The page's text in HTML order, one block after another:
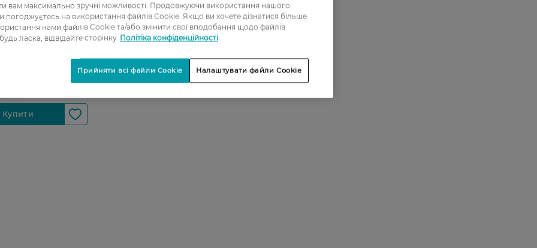
олівець
захист та
вам максимально зручні можливості. Продовжуючи використання нашого
погоджуєтесь на використання файлів Cookie. Якщо ви хочете дізнатися більше
нами файлів Cookie та/або змінити свої вподобання щодо файлів
ласка, відвідайте сторінку Політіка конфіденційності
Налаштувати файли Cookie
Прийняти всі файли Cookie